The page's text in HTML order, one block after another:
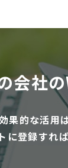
会社
果的な活用
に登録すれ